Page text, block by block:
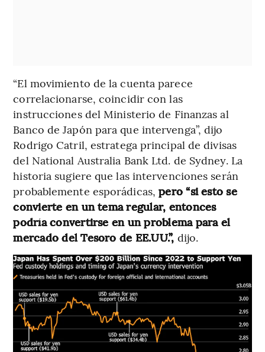
“El movimiento de la cuenta parece
correlacionarse, coincidir con las
instrucciones del Ministerio de Finanzas al
Banco de Japón para que intervenga”, dijo
Rodrigo Catril, estratega principal de divisas
del National Australia Bank Ltd. de Sydney. La
historia sugiere que las intervenciones serán
probablemente esporádicas,pero “si esto se
convierte en un tema regular, entonces
podría convertirse en un problema para el
mercado del Tesoro de EE.UU.”, dijo.